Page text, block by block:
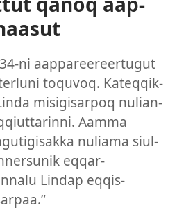
ni aap­pareereer­tugut
toquvoq. Kateq­qik­
misigisar­poq nulian­
Aam­ma
nuliama siul­
eq­qar­
Lindap eq­qis­